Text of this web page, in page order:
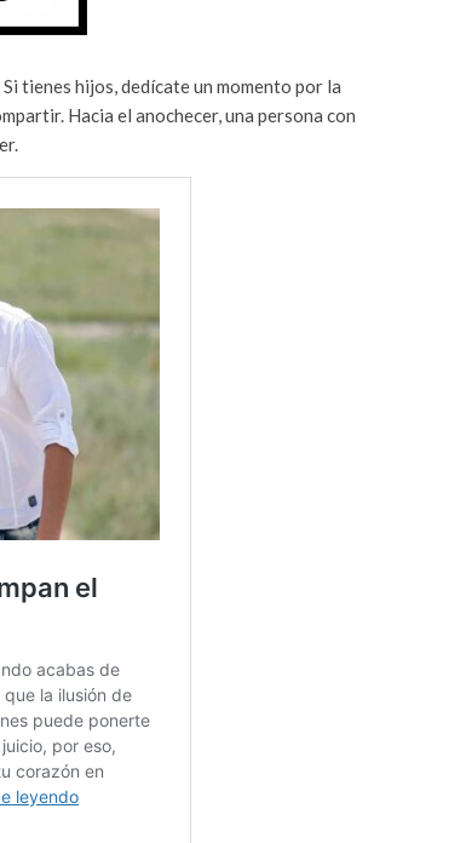
tienes hijos, dedícate un momento por la
Hacia el anochecer, una persona con